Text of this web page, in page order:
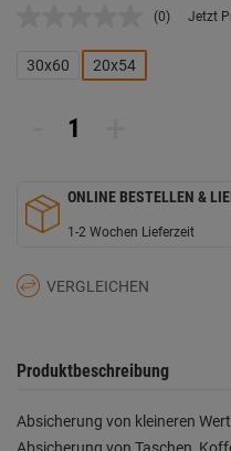
Kein
(0) Jetzt
30x60 20x54
ONLINE BESTELLEN &
1-2 Wochen Lieferzeit
VERGLEICHEN
Produktbeschreibung
Absicherung von kleineren
Absicherung von Taschen,